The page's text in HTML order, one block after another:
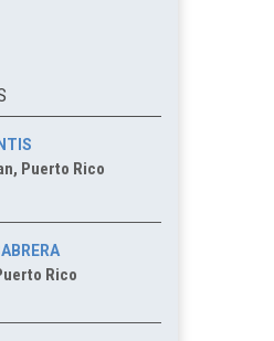
Puerto Rico
Rico